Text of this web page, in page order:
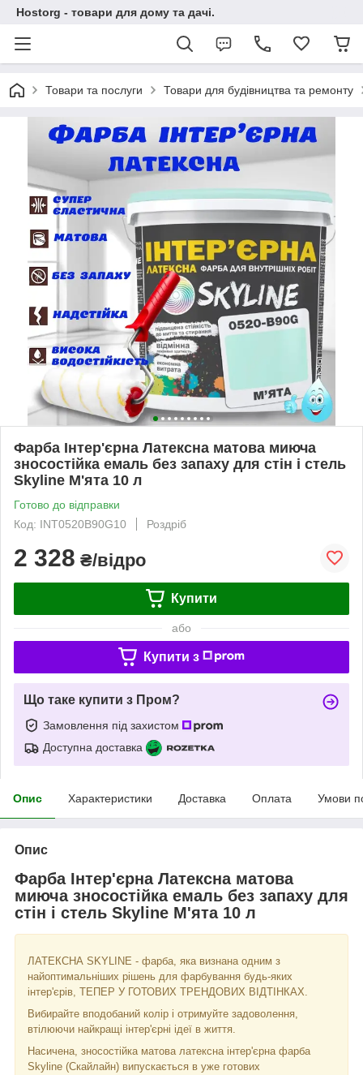
Hostorg - товари для дому та дачі.
Товари та послуги Товари для будівництва та ремонту
Фарба Інтер'єрна Латексна матова миюча
зносостійка емаль без запаху для стін і стель
Skyline М'ята 10 л
Готово до відправки
Код: INT0520B90G10
Роздріб
2 328 ₴/відро
Купити
або
Купити з
Що таке купити з Пром?
Замовлення під захистом
Доступна доставка
Опис Характеристики Доставка Оплата Умови
Опис
Фарба Інтер'єрна Латексна матова
миюча зносостійка емаль без запаху для
стін і стель Skyline М'ята 10 л
ЛАТЕКСНА SKYLINE - фарба, яка визнана одним з
найоптимальніших рішень для фарбування будь-яких
інтер'єрів, ТЕПЕР У ГОТОВИХ ТРЕНДОВИХ ВІДТІНКАХ.
Вибирайте вподобаний колір і отримуйте задоволення,
втілюючи найкращі інтер'єрні ідеї в життя.
Насичена, зносостійка матова латексна інтер'єрна фарба
Skyline (Скайлайн) випускається в уже готових